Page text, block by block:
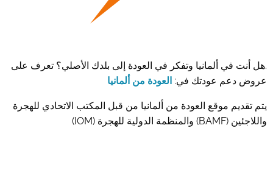
.هل أنت في ألمانيا وتفكر في العودة إلى بلدك الأصلي؟ تعرف على
عروض دعم عودتك في: العودة من ألمانيا
يتم تقديم موقع العودة من ألمانيا من قبل المكتب الاتحادي للهجرة
واللاجئين (BAMF) والمنظمة الدولية للهجرة (IOM)